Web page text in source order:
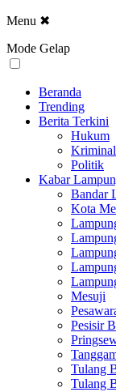
Menu ✖
Mode Gelap
Beranda
Trending
Berita Terkini
Hukum
Kriminal
Politik
Kabar
Bandar
Kota
Mesuji
Pesisir
Tulang
Tulang